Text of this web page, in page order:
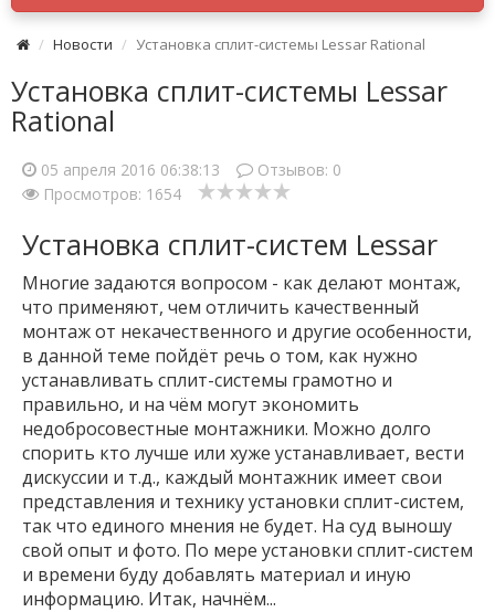
Новости Установка сплит-системы Lessar Rational
Установка сплит-системы Lessar
Rational
05 апреля 2016 06:38:13 Отзывов: 0
Просмотров: 1654
Установка сплит-систем Lessar
Многие задаются вопросом - как делают монтаж,
что применяют, чем отличить качественный
монтаж от некачественного и другие особенности,
в данной теме пойдёт речь о том, как нужно
устанавливать сплит-системы грамотно и
правильно, и на чём могут экономить
недобросовестные монтажники. Можно долго
спорить кто лучше или хуже устанавливает, вести
дискуссии и т.д., каждый монтажник имеет свои
представления и технику установки сплит-систем,
так что единого мнения не будет. На суд выношу
свой опыт и фото. По мере установки сплит-систем
и времени буду добавлять материал и иную
информацию. Итак, начнём...